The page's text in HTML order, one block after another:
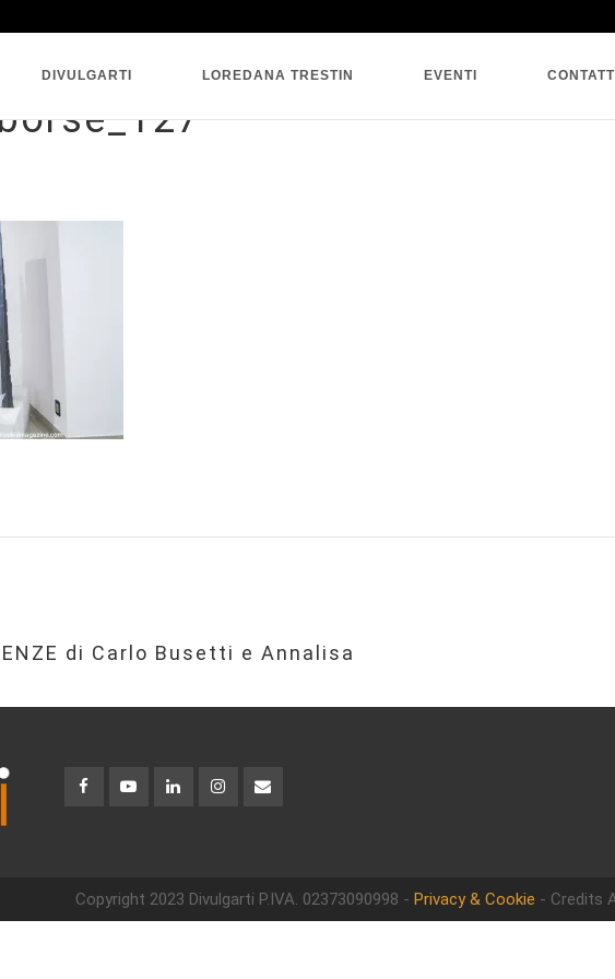
DIVULGARTI LOREDANA TRESTIN EVENTI CONTATTI
SINGLE BLOG
di Carlo Busetti e Annalisa
Copyright 2023 Divulgarti P.IVA. 02373090998 - Privacy & Cookie - Credits